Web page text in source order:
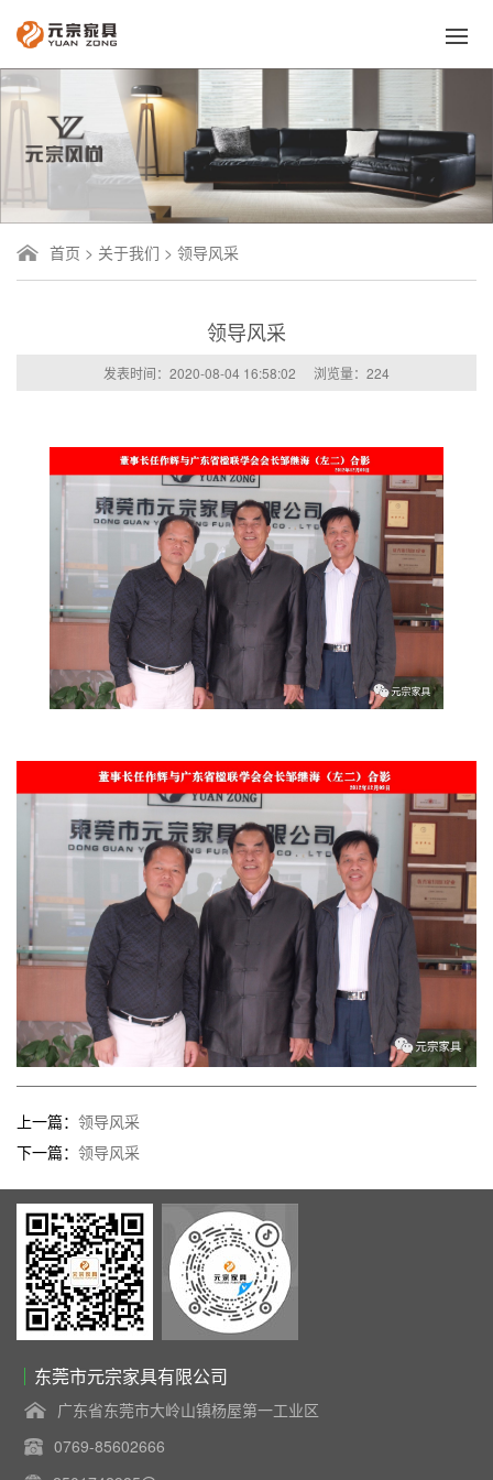
首页 > 关于我们 > 领导风采
领导风采
发表时间：2020-08-04 16:58:02 浏览量：224
上一篇： 领导风采
下一篇： 领导风采
东莞市元宗家具有限公司
广东省东莞市大岭山镇杨屋第一工业区
0769-85602666